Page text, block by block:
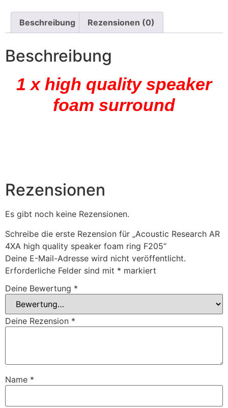
Beschreibung Rezensionen (0)
Beschreibung
1 x high quality speaker
foam surround
Rezensionen
Es gibt noch keine Rezensionen.
Schreibe die erste Rezension für „Acoustic Research AR
4XA high quality speaker foam ring F205“
Deine E-Mail-Adresse wird nicht veröffentlicht.
Erforderliche Felder sind mit * markiert
Deine Bewertung *
Deine Rezension *
Name *